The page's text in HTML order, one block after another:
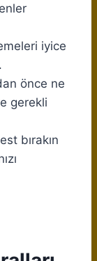
iyice
önce ne
gerekli
bırakın